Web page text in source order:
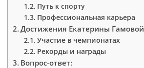
Путь к спорту
Профессиональная карьера
Достижения Екатерины Гамовой
Участие в чемпионатах
Рекорды и награды
Вопрос-ответ: